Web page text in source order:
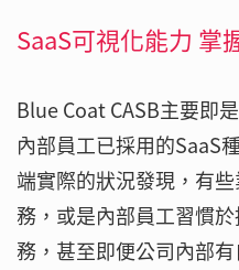
SaaS可視化能力 掌
Blue Coat CASB主要即
內部員工已採用的SaaS
端實際的狀況發現，有
務，或是內部員工習慣
務，甚至即便公司內部